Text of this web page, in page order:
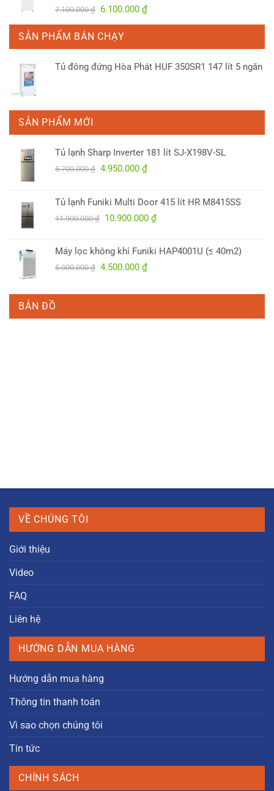
3.750.000 ₫.
7.100.000₫ Giá
là:
7.100.000 ₫.
6.100.000 ₫Giá
là:
SẢN PHẨM BÁN CHẠY
Tủ đông đứng Hòa Phát HUF 350SR1 147 lít 5 ngăn
SẢN PHẨM MỚI
Tủ lạnh Sharp Inverter 181 lít SJ-X198V-SL
5.700.000₫ Giá
5.700.000 ₫.
4.950.000 ₫Giá
là:
4.950.000 ₫.
Tủ lạnh Funiki Multi Door 415 lít HR M8415SS
11.900.000₫ Giá
11.900.000 ₫.
10.900.000 ₫Giá
là:
Máy lọc không khí Funiki HAP4001U (≤ 40m2)
5.000.000₫ Giá
là:
4.500.000 ₫Giá
tại
4.500.000 ₫.
BẢN ĐỒ
VỀ CHÚNG TÔI
Giới thiệu
Video
FAQ
Liên hệ
HƯỚNG DẪN MUA HÀNG
Hướng dẫn mua hàng
Thông tin thanh toán
Vì sao chọn chúng tôi
Tin tức
CHÍNH SÁCH